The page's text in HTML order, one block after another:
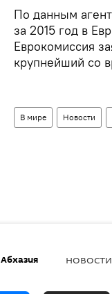
По данным
за 2015 год в
Еврокомиссия
крупнейший со
В мире Новости
Абхазия НОВОСТИ